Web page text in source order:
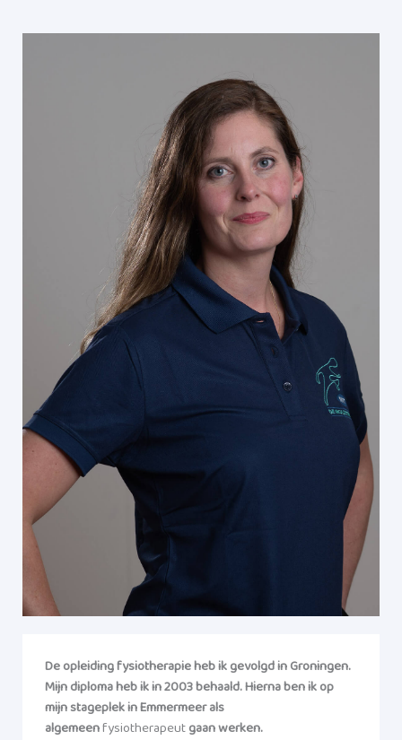
De opleiding fysiotherapie heb ik gevolgd in Groningen.
Mijn diploma heb ik in 2003 behaald. Hierna ben ik op
mijn stageplek in Emmermeer als
algemeenfysiotherapeutgaan werken.